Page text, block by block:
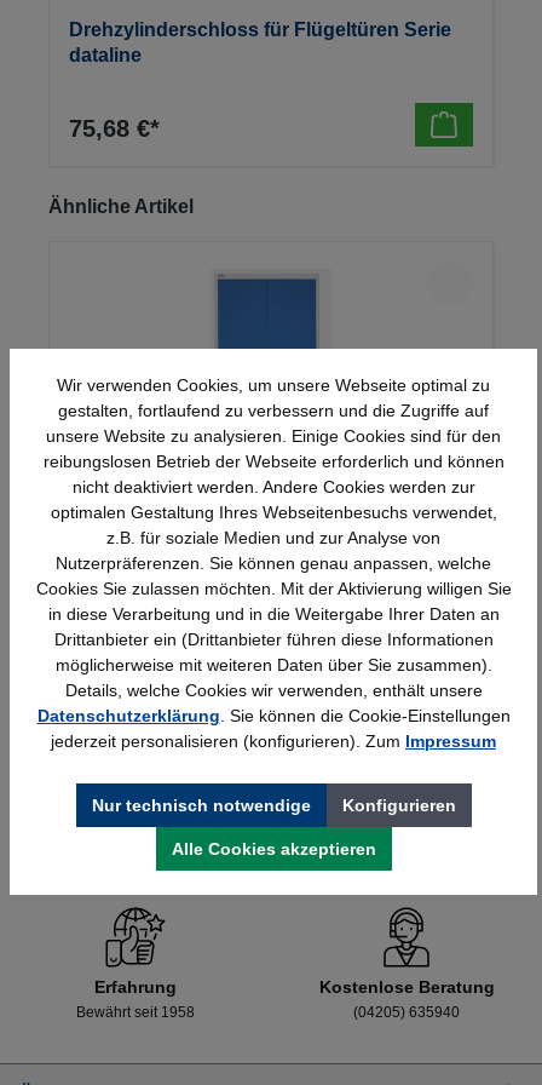
Drehzylinderschloss für Flügeltüren Serie
dataline
75,68 €*
Produktgalerie überspringen
Ähnliche Artikel
Stahl-Flügeltürenschrank Serie 950
428,40 €* Details
Schnelle Lieferung
Bundesweit
Topmarken
Faire Preise
Erfahrung
Bewährt seit 1958
Kostenlose Beratung
(04205) 635940
Wir verwenden Cookies, um unsere Webseite optimal zu
gestalten, fortlaufend zu verbessern und die Zugriffe auf
unsere Website zu analysieren. Einige Cookies sind für den
reibungslosen Betrieb der Webseite erforderlich und können
nicht deaktiviert werden. Andere Cookies werden zur
optimalen Gestaltung Ihres Webseitenbesuchs verwendet,
z.B. für soziale Medien und zur Analyse von
Nutzerpräferenzen. Sie können genau anpassen, welche
Cookies Sie zulassen möchten. Mit der Aktivierung willigen Sie
in diese Verarbeitung und in die Weitergabe Ihrer Daten an
Drittanbieter ein (Drittanbieter führen diese Informationen
möglicherweise mit weiteren Daten über Sie zusammen).
Details, welche Cookies wir verwenden, enthält unsere
Datenschutzerklärung . Sie können die Cookie-Einstellungen
jederzeit personalisieren (konfigurieren). Zum Impressum
Nur technisch notwendige Konfigurieren
Alle Cookies akzeptieren